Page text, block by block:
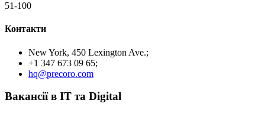
51-100
Контакти
New York, 450 Lexington Ave.;
+1 347 673 09 65;
hq@precoro.com
Вакансії в IT та Digital